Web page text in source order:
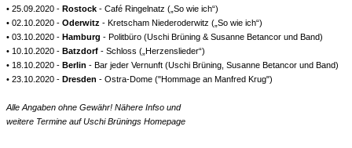
• 25.09.2020 - Rostock - Café Ringelnatz („So wie ich“)
• 02.10.2020 - Oderwitz - Kretscham Niederoderwitz („So wie ich“)
• 03.10.2020 - Hamburg - Politbüro (Uschi Brüning & Susanne Betancor und Band)
• 10.10.2020 - Batzdorf - Schloss („Herzenslieder“)
• 18.10.2020 - Berlin - Bar jeder Vernunft (Uschi Brüning, Susanne Betancor und Band)
• 23.10.2020 - Dresden - Ostra-Dome ("Hommage an Manfred Krug")
Alle Angaben ohne Gewähr! Nähere Infso und
weitere Termine auf Uschi Brünings Homepage